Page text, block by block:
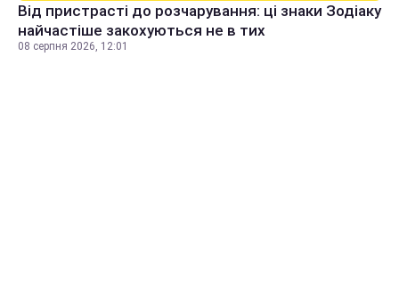
Від пристрасті до розчарування: ці знаки Зодіаку
найчастіше закохуються не в тих
08 серпня 2026, 12:01